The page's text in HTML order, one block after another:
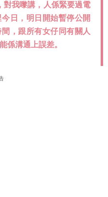
對我嚟講，人係緊要過電
日，明日開始暫停公開
，跟所有女仔同有關人
係溝通上誤差。